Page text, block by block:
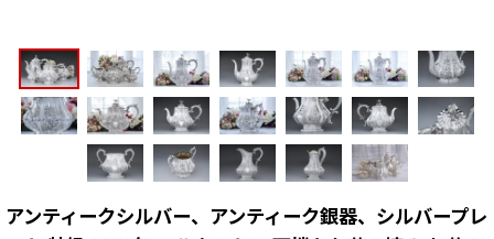
アンティークシルバー、アンティーク銀器、シルバープレ